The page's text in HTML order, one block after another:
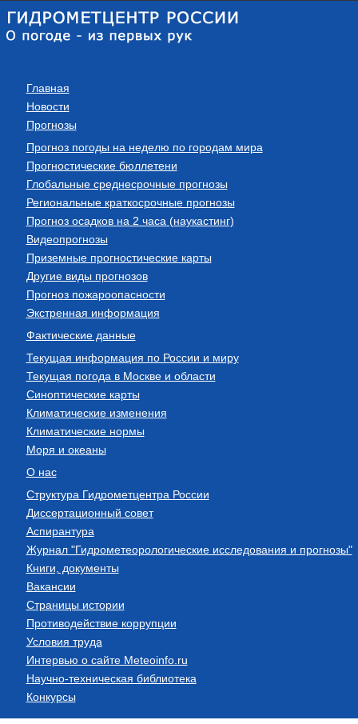
Главная
Новости
Прогнозы
Прогноз погоды на неделю по городам мира
Прогностические бюллетени
Глобальные среднесрочные прогнозы
Региональные краткосрочные прогнозы
Прогноз осадков на 2 часа (наукастинг)
Видеопрогнозы
Приземные прогностические карты
Другие виды прогнозов
Прогноз пожароопасности
Экстренная информация
Фактические данные
Текущая информация по России и миру
Текущая погода в Москве и области
Синоптические карты
Климатические изменения
Климатические нормы
Моря и океаны
О нас
Структура Гидрометцентра России
Диссертационный совет
Аспирантура
Журнал "Гидрометеорологические исследования и прогнозы"
Книги, документы
Вакансии
Страницы истории
Противодействие коррупции
Условия труда
Интервью о сайте Meteoinfo.ru
Научно-техническая библиотека
Конкурсы